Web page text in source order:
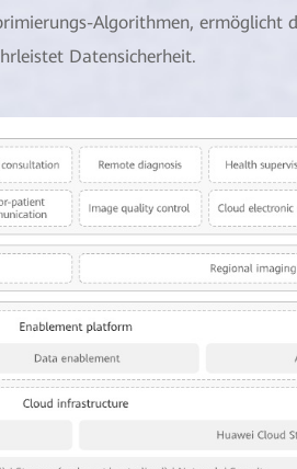
Algorithmen, ermöglicht
Datensicherheit.